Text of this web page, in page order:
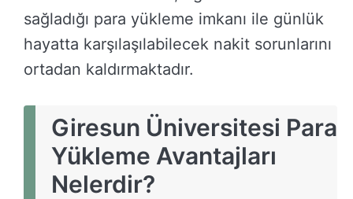
sağladığı para yükleme imkanı ile günlük
hayatta karşılaşılabilecek nakit sorunlarını
ortadan kaldırmaktadır.
Giresun Üniversitesi Para
Yükleme Avantajları
Nelerdir?